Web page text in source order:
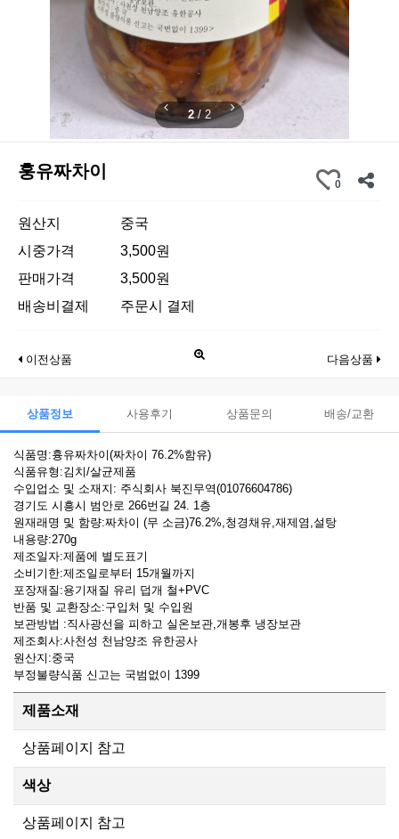
2/ 2
훙유짜차이
0
원산지
중국
시중가격
3,500원
판매가격
3,500원
배송비결제
주문시 결제
이전상품 다음상품
상품정보 사용후기 상품문의 배송/교환
식품명:흉유짜차이(짜차이 76.2%함유)
식품유형:김치/살균제품
수입업소 및 소재지: 주식회사 북진무역(01076604786)
경기도 시흥시 범안로 266번길 24. 1층
원재래명 및 함량:짜차이 (무 소금)76.2%,청경채유,재제염,설탕
내용량:270g
제조일자:제품에 별도표기
소비기한:제조일로부터 15개월까지
포장재질:용기재질 유리 덥개 철+PVC
반품 및 교환장소:구입처 및 수입원
보관방법 :직사광선을 피하고 실온보관,개봉후 냉장보관
제조회사:사천성 천남양조 유한공사
원산지:중국
부정불량식품 신고는 국범없이 1399
제품소재
상품페이지 참고
색상
상품페이지 참고